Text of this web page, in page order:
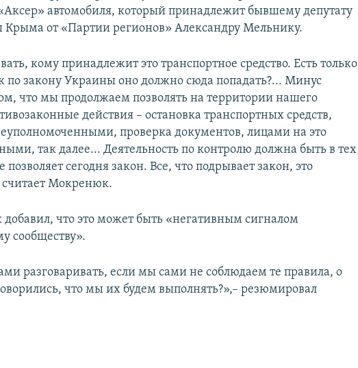
автомобиля, который принадлежит бывшему депутату
Крыма от «Партии регионов» Александру Мельнику.
кому принадлежит это транспортное средство. Есть только
по закону Украины оно должно сюда попадать?... Минус
что мы продолжаем позволять на территории нашего
действия – остановка транспортных средств,
проверка документов, лицами на это
так далее... Деятельность по контролю должна быть в тех
сегодня закон. Все, что подрывает закон, это
считает Мокренюк.
что это может быть «негативным сигналом
сообществу».
разговаривать, если мы сами не соблюдаем те правила, о
что мы их будем выполнять?»,– резюмировал